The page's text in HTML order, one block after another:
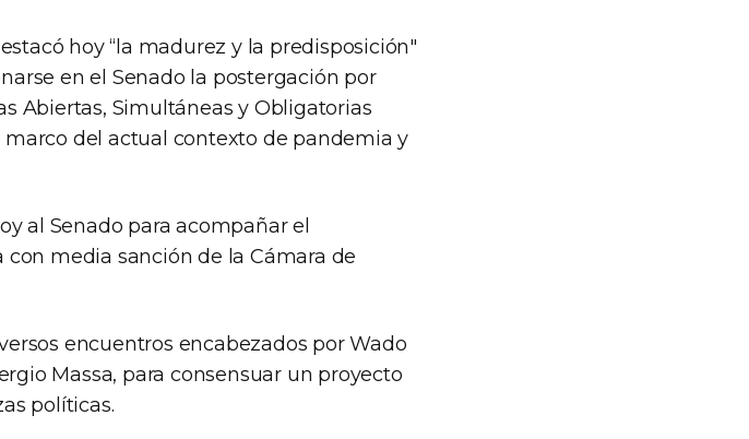
hoy “la madurez y la predisposición"
en el Senado la postergación por
Abiertas, Simultáneas y Obligatorias
marco del actual contexto de pandemia y
al Senado para acompañar el
media sanción de la Cámara de
encuentros encabezados por Wado
Massa, para consensuar un proyecto
políticas.